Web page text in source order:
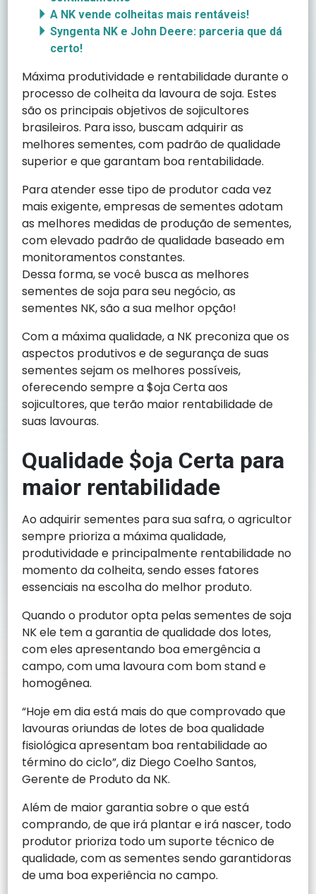
A NK vende colheitas mais rentáveis!
Syngenta NK e John Deere: parceria que dá
certo!
Máxima produtividade e rentabilidade durante o
processo de colheita da lavoura de soja. Estes
são os principais objetivos de sojicultores
brasileiros. Para isso, buscam adquirir as
melhores sementes, com padrão de qualidade
superior e que garantam boa rentabilidade.
Para atender esse tipo de produtor cada vez
mais exigente, empresas de sementes adotam
as melhores medidas de produção de sementes,
com elevado padrão de qualidade baseado em
monitoramentos constantes.
Dessa forma, se você busca as melhores
sementes de soja para seu negócio, as
sementes NK, são a sua melhor opção!
Com a máxima qualidade, a NK preconiza que os
aspectos produtivos e de segurança de suas
sementes sejam os melhores possíveis,
oferecendo sempre a $oja Certa aos
sojicultores, que terão maior rentabilidade de
suas lavouras.
Qualidade $oja Certa para
maior rentabilidade
Ao adquirir sementes para sua safra, o agricultor
sempre prioriza a máxima qualidade,
produtividade e principalmente rentabilidade no
momento da colheita, sendo esses fatores
essenciais na escolha do melhor produto.
Quando o produtor opta pelas sementes de soja
NK ele tem a garantia de qualidade dos lotes,
com eles apresentando boa emergência a
campo, com uma lavoura com bom stand e
homogênea.
“Hoje em dia está mais do que comprovado que
lavouras oriundas de lotes de boa qualidade
fisiológica apresentam boa rentabilidade ao
término do ciclo”, diz Diego Coelho Santos,
Gerente de Produto da NK.
Além de maior garantia sobre o que está
comprando, de que irá plantar e irá nascer, todo
produtor prioriza todo um suporte técnico de
qualidade, com as sementes sendo garantidoras
de uma boa experiência no campo.